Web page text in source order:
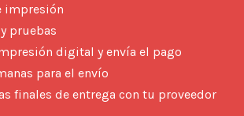
impresión
pruebas
digital y envía el pago
para el envío
finales de entrega con tu proveedor